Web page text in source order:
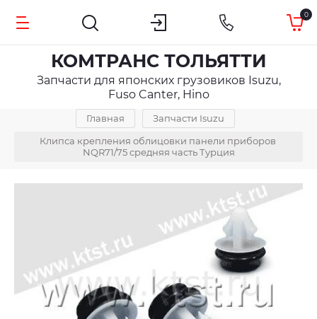
0
КОМТРАНС ТОЛЬЯТТИ
Запчасти для японских грузовиков Isuzu,
Fuso Canter, Hino
Главная
Запчасти Isuzu
Клипса крепления облицовки панели приборов
NQR71/75 средняя часть Турция